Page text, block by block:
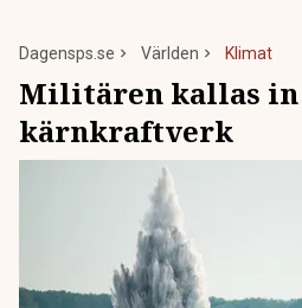
Dagensps.se Världen Klimat
Militären kallas
kärnkraftverk